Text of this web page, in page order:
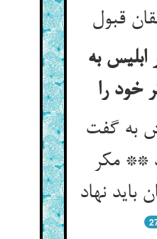
قبول‏
ابلیس به
خود را
به گفت
** مکر
باید نهاد